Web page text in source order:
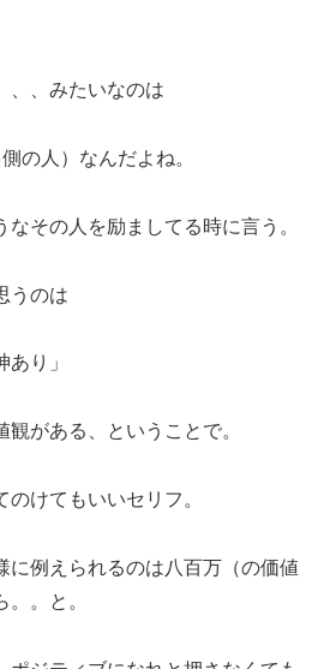
、、みたいなのは
の人）なんだよね。
その人を励ましてる時に言う。
うのは
あり」
がある、ということで。
けてもいいセリフ。
に例えられるのは八百万（の価値
。と。